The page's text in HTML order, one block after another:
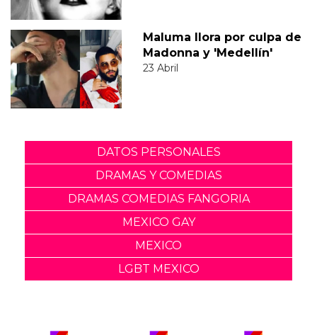
Maluma llora por culpa de
Madonna y 'Medellín'
23 Abril
DATOS PERSONALES
DRAMAS Y COMEDIAS
DRAMAS COMEDIAS FANGORIA
MEXICO GAY
MEXICO
LGBT MEXICO